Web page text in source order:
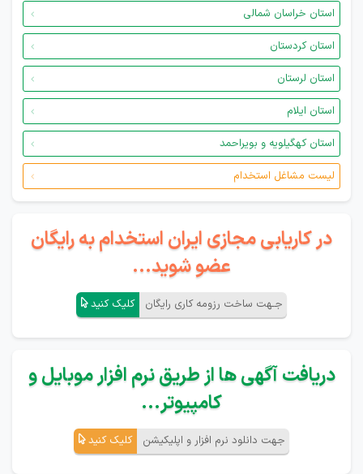
استان خراسان شمالی
استان کردستان
استان لرستان
استان ایلام
استان کهگیلویه و بویراحمد
لیست مشاغل استخدام
در کاریابی مجازی ایران استخدام به رایگان
عضو شوید...
جـهت ساخت رزومه کاری رایگان کلیک کنید
دریافت آگهی ها از طریق نرم افزار موبایل و
کامپیوتر...
جهت دانلود نرم افزار و اپلیکیشن کلیک کنید